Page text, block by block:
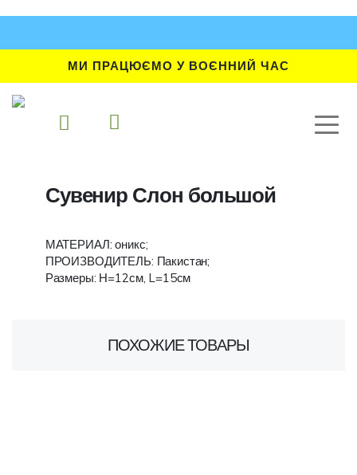
МИ ПРАЦЮЄМО У ВОЄННИЙ ЧАС
Сувенир Слон большой
МАТЕРИАЛ: оникс;
ПРОИЗВОДИТЕЛЬ: Пакистан;
Размеры: Н=12см, L=15см
ПОХОЖИЕ ТОВАРЫ